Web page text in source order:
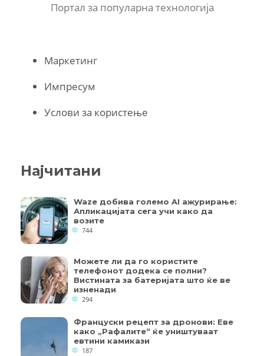
Портал за популарна технологија
Маркетинг
Импресум
Услови за користење
Најчитани
Waze добива големо AI ажурирање:
Апликацијата сега учи како да
возите
744
Можете ли да го користите
телефонот додека се полни?
Вистината за батеријата што ќе ве
изненади
294
Француски рецепт за дронови: Еве
како „Рафалите“ ќе уништуваат
евтини камикази
187